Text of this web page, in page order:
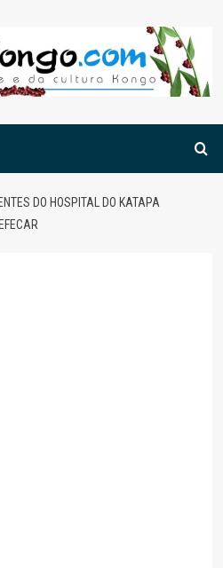
DO HOSPITAL DO KATAPA